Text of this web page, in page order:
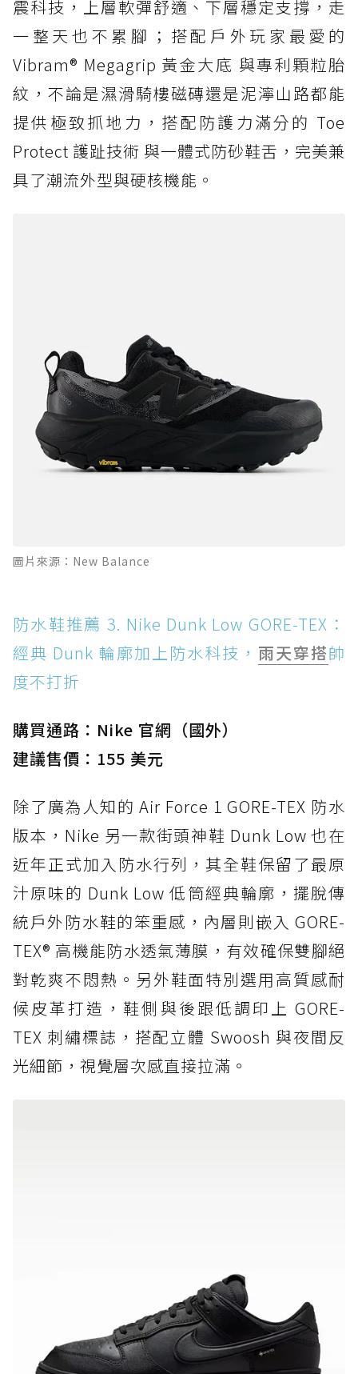
震科技，上層軟彈舒適、下層穩定支撐，走
一整天也不累腳；搭配戶外玩家最愛的
Vibram® Megagrip 黃金大底 與專利顆粒胎
紋，不論是濕滑騎樓磁磚還是泥濘山路都能
提供極致抓地力，搭配防護力滿分的 Toe
Protect 護趾技術 與一體式防砂鞋舌，完美兼
具了潮流外型與硬核機能。
圖片來源：New Balance
防水鞋推薦 3. Nike Dunk Low GORE-TEX：
經典 Dunk 輪廓加上防水科技， 雨天穿搭帥
度不打折
購買通路：Nike 官網（國外）
建議售價：155 美元
除了廣為人知的 Air Force 1 GORE-TEX 防水
版本，Nike 另一款街頭神鞋 Dunk Low 也在
近年正式加入防水行列，其全鞋保留了最原
汁原味的 Dunk Low 低筒經典輪廓，擺脫傳
統戶外防水鞋的笨重感，內層則嵌入 GORE-
TEX® 高機能防水透氣薄膜，有效確保雙腳絕
對乾爽不悶熱。另外鞋面特別選用高質感耐
候皮革打造，鞋側與後跟低調印上 GORE-
TEX 刺繡標誌，搭配立體 Swoosh 與夜間反
光細節，視覺層次感直接拉滿。